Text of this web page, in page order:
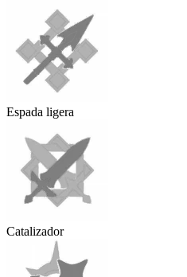
Espada ligera
Catalizador